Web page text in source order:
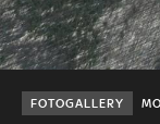
FOTOGALLERY